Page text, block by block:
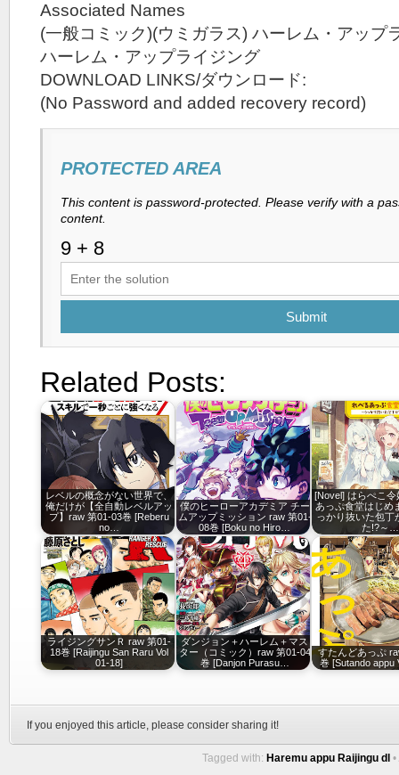
Associated Names
(一般コミック)(ウミガラス) ハーレム・アップ
ハーレム・アップライジング
DOWNLOAD LINKS/ダウンロード:
(No Password and added recovery record)
PROTECTED AREA
This content is password-protected. Please verify with a
content.
Submit
Related Posts:
レベルの概念がない世界で、
俺だけが【全自動レベルアッ
プ】raw 第01-03巻 [Reberu
no…
僕のヒーローアカデミア チー
ムアップミッション raw 第01-
08巻 [Boku no Hiro…
[Novel] はらぺこ
あっぷ食堂はじめ
っかり抜いた包丁
た!?～…
ライジングサンＲ raw 第01-
18巻 [Raijingu San Raru Vol
01-18]
ダンジョン＋ハーレム＋マス
ター（コミック）raw 第01-04
巻 [Danjon Purasu…
すたんどあっぷ
巻 [Sutando appu
If you enjoyed this article, please consider sharing it!
Tagged with: Haremu appu Raijingu dl •